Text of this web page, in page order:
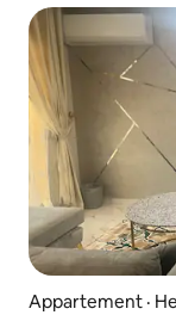
Appartement ·